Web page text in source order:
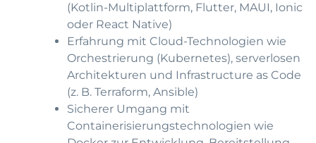
(Kotlin-Multiplattform, Flutter, MAUI, Ionic
oder React Native)
Erfahrung mit Cloud-Technologien wie
Orchestrierung (Kubernetes), serverlosen
Architekturen und Infrastructure as Code
(z. B. Terraform, Ansible)
Sicherer Umgang mit
Containerisierungstechnologien wie